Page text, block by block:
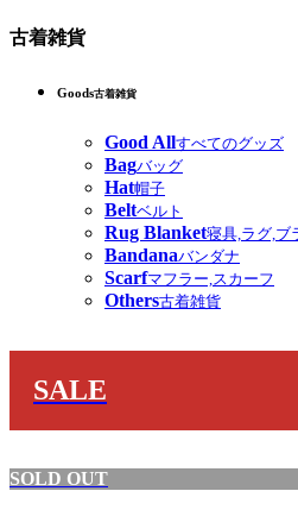
古着雑貨
Goods古着雑貨
Good Allすべてのグッズ
Bagバッグ
Hat帽子
Beltベルト
Rug Blanket寝具,ラグ,ブ
Bandanaバンダナ
Scarfマフラー,スカーフ
Others古着雑貨
SALE
SOLD OUT